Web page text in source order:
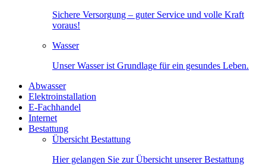
Sichere Versorgung – guter Service und volle Kraft
voraus!
Wasser
Unser Wasser ist Grundlage für ein gesundes Leben.
Abwasser
Elektroinstallation
E-Fachhandel
Internet
Bestattung
Übersicht Bestattung
Hier gelangen Sie zur Übersicht unserer Bestattung